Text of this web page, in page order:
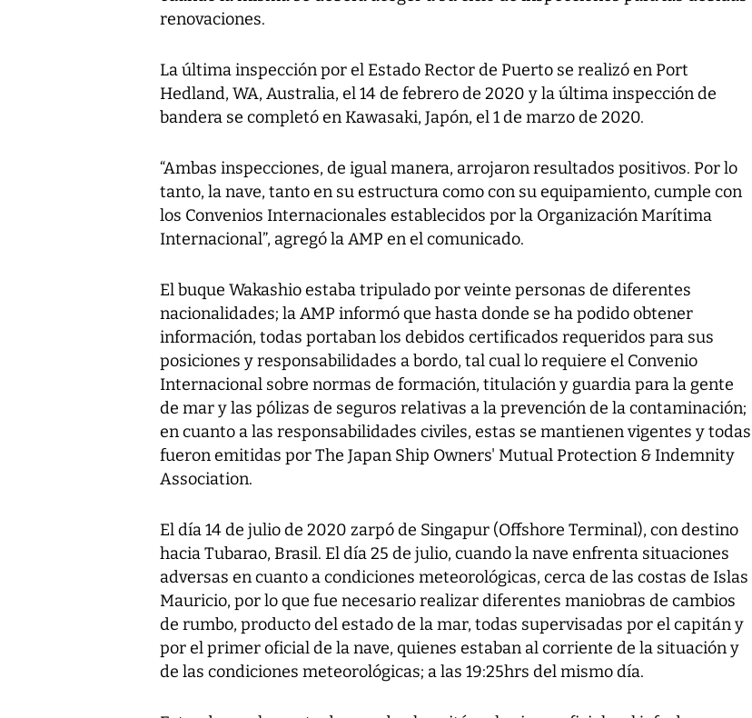
renovaciones.
La última inspección por el Estado Rector de Puerto se realizó en Port
Hedland, WA, Australia, el 14 de febrero de 2020 y la última inspección de
bandera se completó en Kawasaki, Japón, el 1 de marzo de 2020.
“Ambas inspecciones, de igual manera, arrojaron resultados positivos. Por lo
tanto, la nave, tanto en su estructura como con su equipamiento, cumple con
los Convenios Internacionales establecidos por la Organización Marítima
Internacional”, agregó la AMP en el comunicado.
El buque Wakashio estaba tripulado por veinte personas de diferentes
nacionalidades; la AMP informó que hasta donde se ha podido obtener
información, todas portaban los debidos certificados requeridos para sus
posiciones y responsabilidades a bordo, tal cual lo requiere el Convenio
Internacional sobre normas de formación, titulación y guardia para la gente
de mar y las pólizas de seguros relativas a la prevención de la contaminación;
en cuanto a las responsabilidades civiles, estas se mantienen vigentes y todas
fueron emitidas por The Japan Ship Owners' Mutual Protection & Indemnity
Association.
El día 14 de julio de 2020 zarpó de Singapur (Offshore Terminal), con destino
hacia Tubarao, Brasil. El día 25 de julio, cuando la nave enfrenta situaciones
adversas en cuanto a condiciones meteorológicas, cerca de las costas de Islas
Mauricio, por lo que fue necesario realizar diferentes maniobras de cambios
de rumbo, producto del estado de la mar, todas supervisadas por el capitán y
por el primer oficial de la nave, quienes estaban al corriente de la situación y
de las condiciones meteorológicas; a las 19:25hrs del mismo día.